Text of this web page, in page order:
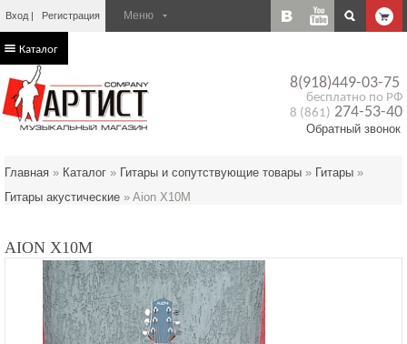
Вход Регистрация
8(918)449-03-75
бесплатно по РФ
8 (861) 274-53-40
Обратный звонок
Каталог
Главная » Каталог » Гитары и сопутствующие товары » Гитары »
Гитары акустические » Aion X10M
AION X10M